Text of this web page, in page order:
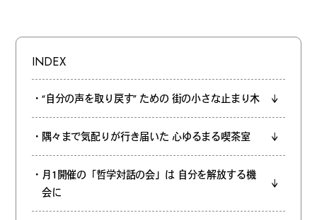
# 僕らの便利酒場
#古着界隈
INDEX
・“自分の声を取り戻す” ための 街の小さな止まり木
・隅々まで気配りが行き届いた 心ゆるまる喫茶室
・月1開催の「哲学対話の会」は 自分を解放する機
会に